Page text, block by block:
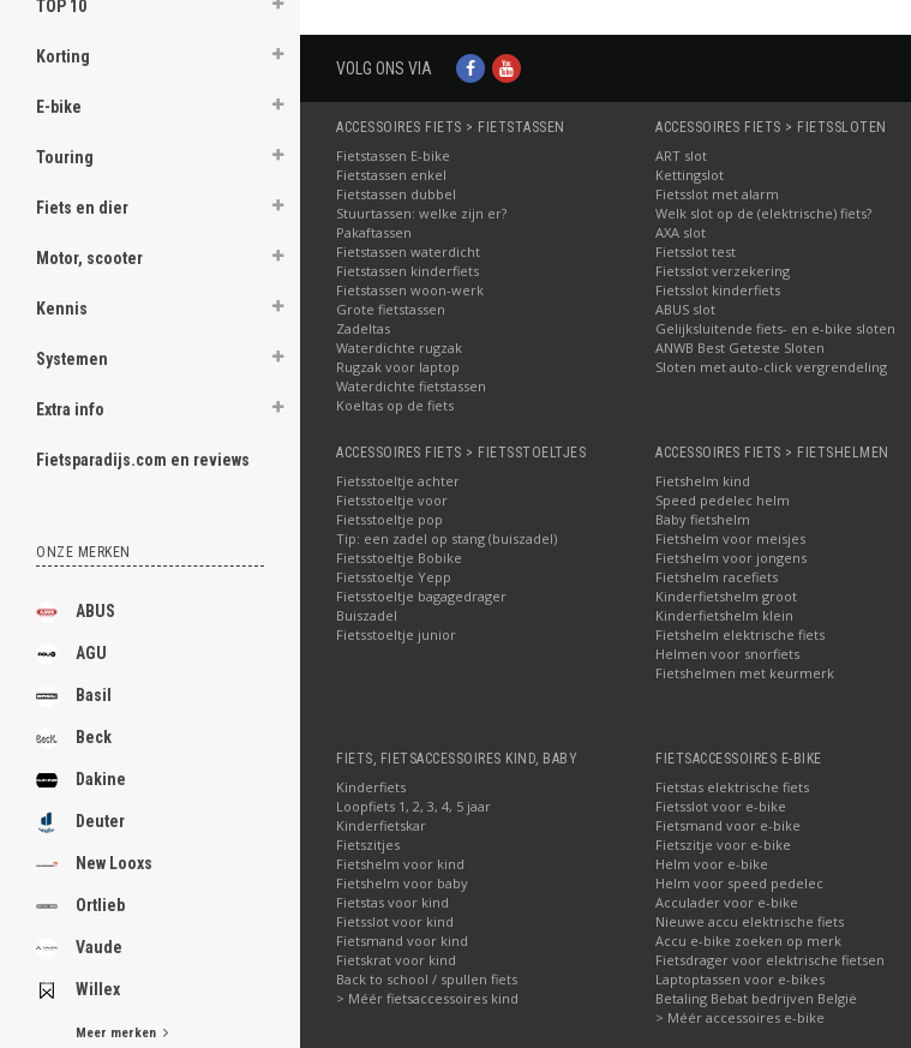
TOP 10
Korting
E-bike
Touring
Fiets en dier
Motor, scooter
Kennis
Systemen
Extra info
Fietsparadijs.com en reviews
ONZE MERKEN
ABUS
AGU
Basil
Beck
Dakine
Deuter
New Looxs
Ortlieb
Vaude
Willex
Meer merken
VOLG ONS VIA
ACCESSOIRES FIETS > FIETSTASSEN
Fietstassen E-bike
Fietstassen enkel
Fietstassen dubbel
Stuurtassen: welke zijn er?
Pakaftassen
Fietstassen waterdicht
Fietstassen kinderfiets
Fietstassen woon-werk
Grote fietstassen
Zadeltas
Waterdichte rugzak
Rugzak voor laptop
Waterdichte fietstassen
Koeltas op de fiets
ACCESSOIRES FIETS > FIETSSLOTEN
ART slot
Kettingslot
Fietsslot met alarm
Welk slot op de (elektrische) fiets?
AXA slot
Fietsslot test
Fietsslot verzekering
Fietsslot kinderfiets
ABUS slot
Gelijksluitende fiets- en e-bike sloten
ANWB Best Geteste Sloten
Sloten met auto-click vergrendeling
ACCESSOIRES FIETS > FIETSSTOELTJES
Fietsstoeltje achter
Fietsstoeltje voor
Fietsstoeltje pop
Tip: een zadel op stang (buiszadel)
Fietsstoeltje Bobike
Fietsstoeltje Yepp
Fietsstoeltje bagagedrager
Buiszadel
Fietsstoeltje junior
ACCESSOIRES FIETS > FIETSHELMEN
Fietshelm kind
Speed pedelec helm
Baby fietshelm
Fietshelm voor meisjes
Fietshelm voor jongens
Fietshelm racefiets
Kinderfietshelm groot
Kinderfietshelm klein
Fietshelm elektrische fiets
Helmen voor snorfiets
Fietshelmen met keurmerk
FIETS, FIETSACCESSOIRES KIND, BABY
Kinderfiets
Loopfiets 1, 2, 3, 4, 5 jaar
Kinderfietskar
Fietszitjes
Fietshelm voor kind
Fietshelm voor baby
Fietstas voor kind
Fietsslot voor kind
Fietsmand voor kind
Fietskrat voor kind
Back to school / spullen fiets
> Méér fietsaccessoires kind
FIETSACCESSOIRES E-BIKE
Fietstas elektrische fiets
Fietsslot voor e-bike
Fietsmand voor e-bike
Fietszitje voor e-bike
Helm voor e-bike
Helm voor speed pedelec
Acculader voor e-bike
Nieuwe accu elektrische fiets
Accu e-bike zoeken op merk
Fietsdrager voor elektrische fietsen
Laptoptassen voor e-bikes
Betaling Bebat bedrijven België
> Méér accessoires e-bike